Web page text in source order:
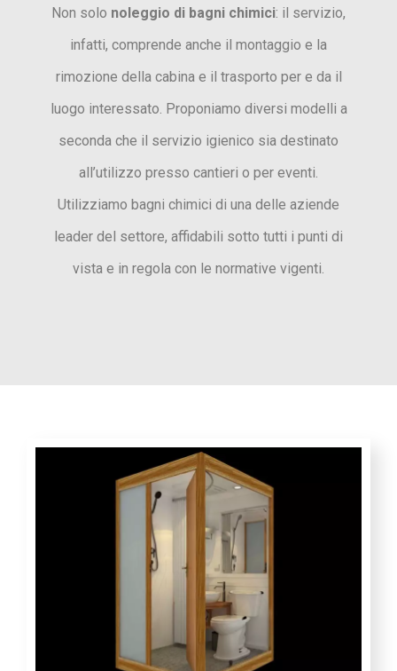
Non solo noleggio di bagni chimici: il servizio,
infatti, comprende anche il montaggio e la
rimozione della cabina e il trasporto per e da il
luogo interessato. Proponiamo diversi modelli a
seconda che il servizio igienico sia destinato
all’utilizzo presso cantieri o per eventi.
Utilizziamo bagni chimici di una delle aziende
leader del settore, affidabili sotto tutti i punti di
vista e in regola con le normative vigenti.